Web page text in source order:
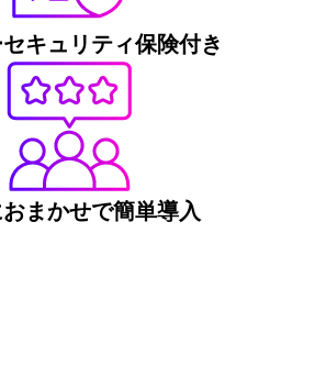
キュリティ保険付き
まかせで簡単導入